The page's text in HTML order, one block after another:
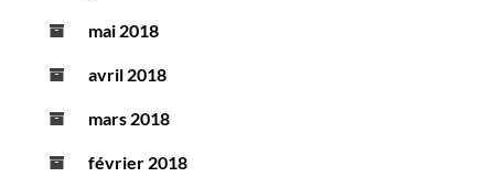
mai 2018
avril 2018
mars 2018
février 2018